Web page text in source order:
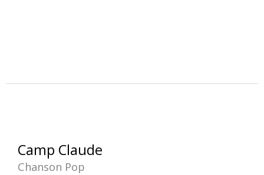
Camp Claude
Chanson Pop
Camp
Claude